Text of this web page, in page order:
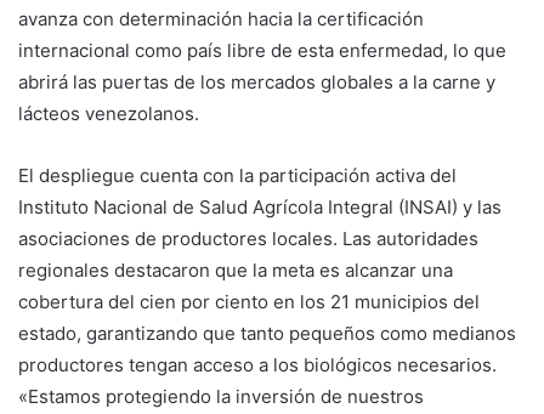
avanza con determinación hacia la certificación
internacional como país libre de esta enfermedad, lo que
abrirá las puertas de los mercados globales a la carne y
lácteos venezolanos.
El despliegue cuenta con la participación activa del
Instituto Nacional de Salud Agrícola Integral (INSAI) y las
asociaciones de productores locales. Las autoridades
regionales destacaron que la meta es alcanzar una
cobertura del cien por ciento en los 21 municipios del
estado, garantizando que tanto pequeños como medianos
productores tengan acceso a los biológicos necesarios.
«Estamos protegiendo la inversión de nuestros